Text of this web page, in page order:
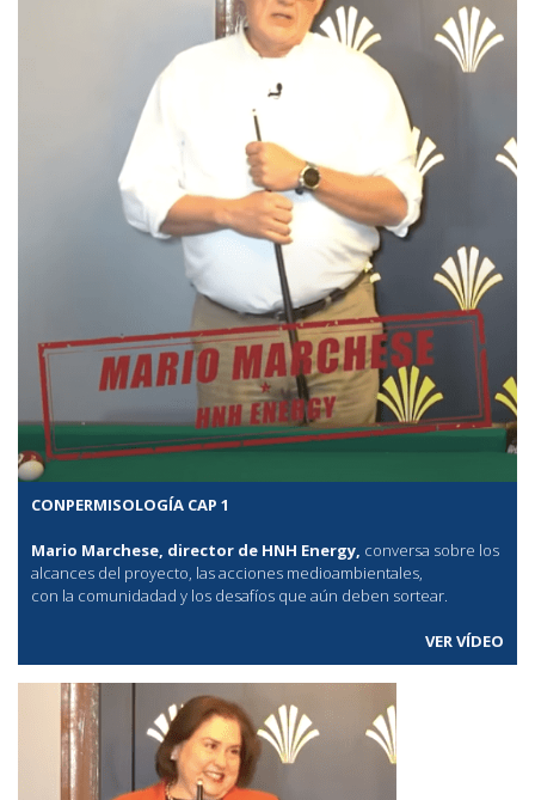
CONPERMISOLOGÍA CAP 1
Mario Marchese, director de HNH Energy, conversa sobre los
alcances del proyecto, las acciones medioambientales,
con la comunidadad y los desafíos que aún deben sortear.
VER VÍDEO